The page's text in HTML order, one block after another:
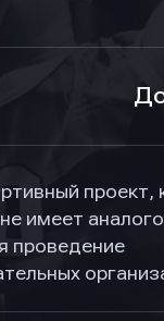
проект,
имеет
проведение